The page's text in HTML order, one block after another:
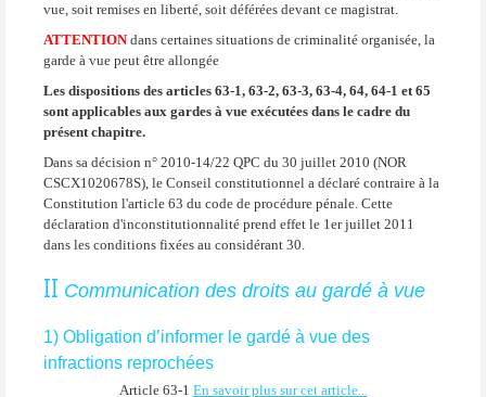
vue, soit remises en liberté, soit déférées devant ce magistrat.
ATTENTIONdans certaines situations de criminalité organisée, la
garde à vue peut être allongée
Les dispositions des articles 63-1, 63-2, 63-3, 63-4, 64, 64-1 et 65
sont applicables aux gardes à vue exécutées dans le cadre du
présent chapitre.
Dans sa décision n° 2010-14/22 QPC du 30 juillet 2010 (NOR
CSCX1020678S), le Conseil constitutionnel a déclaré contraire à la
Constitution l'article 63 du code de procédure pénale. Cette
déclaration d'inconstitutionnalité prend effet le 1er juillet 2011
dans les conditions fixées au considérant 30.
II Communication des droits au gardé à vue
1) Obligation d’informer le gardé à vue des
infractions reprochées
Article 63-1 En savoir plus sur cet article...